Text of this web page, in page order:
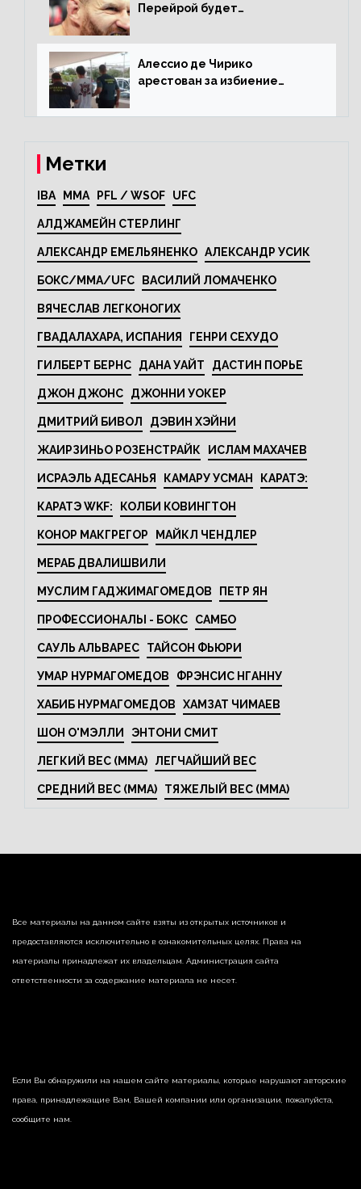
Перейрой будет
Алессио де Чирико
арестован за избиение
Метки
IBA MMA PFL / WSOF UFC
АЛДЖАМЕЙН СТЕРЛИНГ
АЛЕКСАНДР ЕМЕЛЬЯНЕНКО АЛЕКСАНДР УСИК
БОКС/MMA/UFC ВАСИЛИЙ ЛОМАЧЕНКО
ВЯЧЕСЛАВ ЛЕГКОНОГИХ
ГВАДАЛАХАРА, ИСПАНИЯ ГЕНРИ СЕХУДО
ГИЛБЕРТ БЕРНС ДАНА УАЙТ ДАСТИН ПОРЬЕ
ДЖОН ДЖОНС ДЖОННИ УОКЕР
ДМИТРИЙ БИВОЛ ДЭВИН ХЭЙНИ
ЖАИРЗИНЬО РОЗЕНСТРАЙК ИСЛАМ МАХАЧЕВ
ИСРАЭЛЬ АДЕСАНЬЯ КАМАРУ УСМАН КАРАТЭ:
КАРАТЭ WKF: КОЛБИ КОВИНГТОН
КОНОР МАКГРЕГОР МАЙКЛ ЧЕНДЛЕР
МЕРАБ ДВАЛИШВИЛИ
МУСЛИМ ГАДЖИМАГОМЕДОВ ПЕТР ЯН
ПРОФЕССИОНАЛЫ - БОКС САМБО
САУЛЬ АЛЬВАРЕС ТАЙСОН ФЬЮРИ
УМАР НУРМАГОМЕДОВ ФРЭНСИС НГАННУ
ХАБИБ НУРМАГОМЕДОВ ХАМЗАТ ЧИМАЕВ
ШОН О'МЭЛЛИ ЭНТОНИ СМИТ
ЛЕГКИЙ ВЕС (MMA) ЛЕГЧАЙШИЙ ВЕС
СРЕДНИЙ ВЕС (MMA) ТЯЖЕЛЫЙ ВЕС (MMA)
Все материалы на данном сайте взяты из открытых источников и
предоставляются исключительно в ознакомительных целях. Права на
материалы принадлежат их владельцам. Администрация сайта
ответственности за содержание материала не несет.
Если Вы обнаружили на нашем сайте материалы, которые нарушают авторские
права, принадлежащие Вам, Вашей компании или организации, пожалуйста,
сообщите нам.